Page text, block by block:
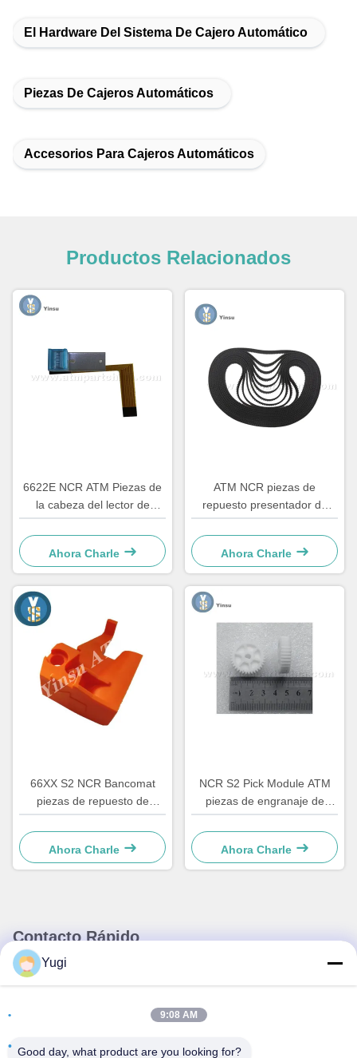
El Hardware Del Sistema De Cajero Automático
Piezas De Cajeros Automáticos
Accesorios Para Cajeros Automáticos
Productos Relacionados
6622E NCR ATM Piezas de
la cabeza del lector de
tarjetas Componente de
renovación
Ahora Charle
ATM NCR piezas de
repuesto presentador de
acceso frontal cinturón LVDT
4450544331
Ahora Charle
66XX S2 NCR Bancomat
piezas de repuesto de
cajeros automáticos Sistema
de cajero automático
Hardware plástico C
Retracción llave
Ahora Charle
NCR S2 Pick Module ATM
piezas de engranaje de
motor 4450756286 OEM
Ahora Charle
Contacto Rápido
Dirección
Xingye EastRoad, Parque industrial comunitario Shunjiang,
Yugi
9:08 AM
Good day, what product are you looking for?